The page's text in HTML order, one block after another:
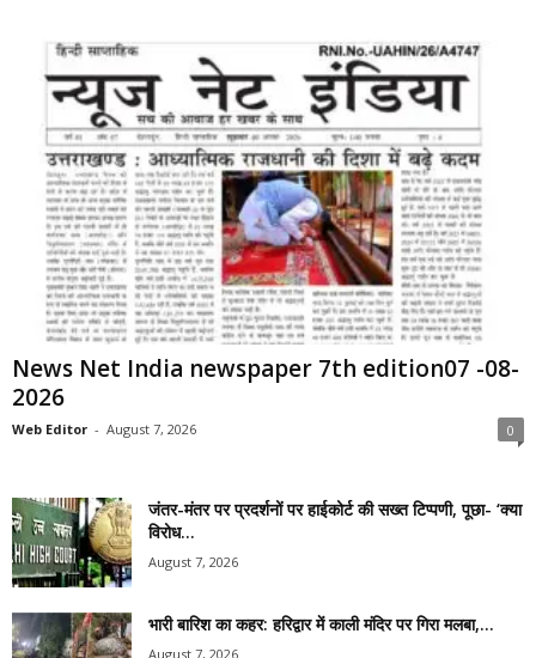
News Net India newspaper 7th edition07 -08-
2026
Web Editor - August 7, 2026 0
जंतर-मंतर पर प्रदर्शनों पर हाईकोर्ट की सख्त टिप्पणी, पूछा- ‘क्या
विरोध...
August 7, 2026
भारी बारिश का कहर: हरिद्वार में काली मंदिर पर गिरा मलबा,...
August 7, 2026